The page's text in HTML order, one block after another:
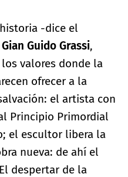
-dice el
Gian Guido Grassi,
valores donde la
ofrecer a la
el artista con
Principio Primordial
el escultor libera la
nueva: de ahí el
despertar de la